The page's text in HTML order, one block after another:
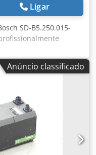
Ligar
SD-B5.250.015-
garantia de 12
conforme fotos.
não se aplicam a este
Anúncio classificado